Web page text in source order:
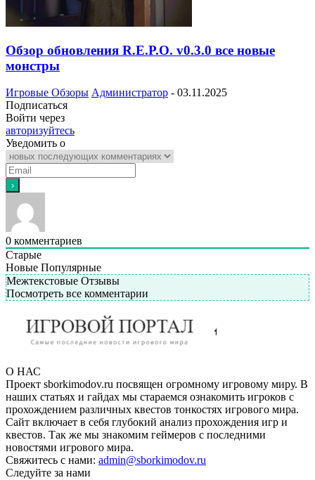
Обзор обновления R.E.P.O. v0.3.0 все новые
монстры
Игровые Обзоры Администратор - 03.11.2025
Подписаться
Войти через
авторизуйтесь
Уведомить о
0 комментариев
Старые
Новые Популярные
Межтекстовые Отзывы
Посмотреть все комментарии
О НАС
Проект sborkimodov.ru посвящен огромному игровому миру. В
наших статьях и гайдах мы стараемся ознакомить игроков с
прохождением различных квестов тонкостях игрового мира.
Сайт включает в себя глубокий анализ прохождения игр и
квестов. Так же мы знакомим геймеров с последними
новостями игрового мира.
Свяжитесь с нами: admin@sborkimodov.ru
Следуйте за нами